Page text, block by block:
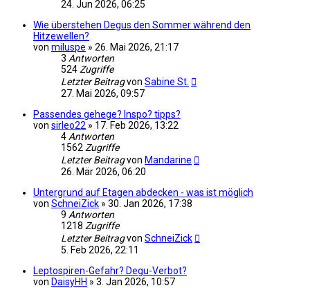
24. Jun 2026, 06:25
Wie überstehen Degus den Sommer während den
Hitzewellen?
von miluspe » 26. Mai 2026, 21:17
3 Antworten
524 Zugriffe
Letzter Beitragvon Sabine St.
27. Mai 2026, 09:57
Passendes gehege? Inspo? tipps?
von sirleo22 » 17. Feb 2026, 13:22
4 Antworten
1562 Zugriffe
Letzter Beitragvon Mandarine
26. Mär 2026, 06:20
Untergrund auf Etagen abdecken - was ist möglich
von SchneiZick » 30. Jan 2026, 17:38
9 Antworten
1218 Zugriffe
Letzter Beitragvon SchneiZick
5. Feb 2026, 22:11
Leptospiren-Gefahr? Degu-Verbot?
von DaisyHH » 3. Jan 2026, 10:57